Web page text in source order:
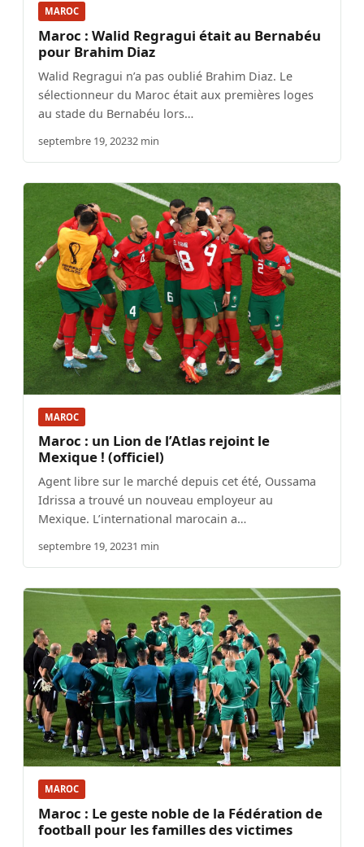
MAROC
Maroc : Walid Regragui était au Bernabéu
pour Brahim Diaz
Walid Regragui n’a pas oublié Brahim Diaz. Le
sélectionneur du Maroc était aux premières loges
au stade du Bernabéu lors…
septembre 19, 20232 min
MAROC
Maroc : un Lion de l’Atlas rejoint le
Mexique ! (officiel)
Agent libre sur le marché depuis cet été, Oussama
Idrissa a trouvé un nouveau employeur au
Mexique. L’international marocain a…
septembre 19, 20231 min
MAROC
Maroc : Le geste noble de la Fédération de
football pour les familles des victimes